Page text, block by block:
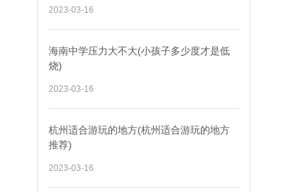
2023-03-16
海南中学压力大不大(小孩子多少度才是低
烧)
2023-03-16
杭州适合游玩的地方(杭州适合游玩的地方
推荐)
2023-03-16